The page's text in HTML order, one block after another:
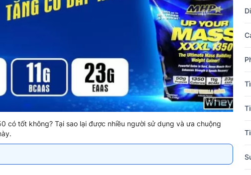
có tốt không? Tại sao lại được nhiều người sử dụng và ưa chuộng